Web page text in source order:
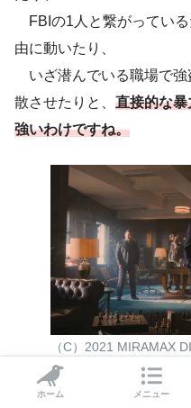
FBIの1人と繋がっている
由に動いたり、
いざ潜んでいる職場で強
散させたりと、 直接的な
強いわけですね。
（C）2021 MIRAMAX
LLC ALL RIGHTS
ホーム メニュー